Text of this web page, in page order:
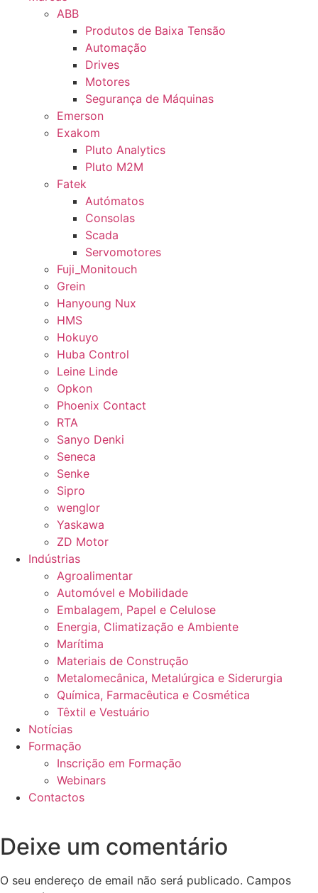
ABB
Produtos de Baixa Tensão
Automação
Drives
Motores
Segurança de Máquinas
Emerson
Exakom
Pluto Analytics
Pluto M2M
Fatek
Autómatos
Consolas
Scada
Servomotores
Fuji_Monitouch
Grein
Hanyoung Nux
HMS
Hokuyo
Huba Control
Leine Linde
Opkon
Phoenix Contact
RTA
Sanyo Denki
Seneca
Senke
Sipro
wenglor
Yaskawa
ZD Motor
Indústrias
Agroalimentar
Automóvel e Mobilidade
Embalagem, Papel e Celulose
Energia, Climatização e Ambiente
Marítima
Materiais de Construção
Metalomecânica, Metalúrgica e Siderurgia
Química, Farmacêutica e Cosmética
Têxtil e Vestuário
Notícias
Formação
Inscrição em Formação
Webinars
Contactos
Deixe um comentário
O seu endereço de email não será publicado. Campos